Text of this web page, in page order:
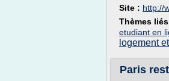
Site : http://
Thèmes
etudiant en
logement
Paris